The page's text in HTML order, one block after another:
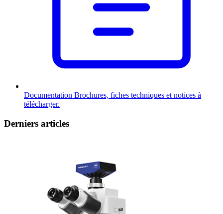
Documentation Brochures, fiches techniques et notices à
télécharger.
Derniers articles